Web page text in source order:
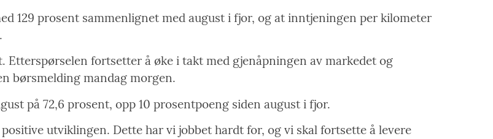
129 prosent sammenlignet med august i fjor, og at inntjeningen per kilometer
fortsetter å øke i takt med gjenåpningen av markedet og
børsmelding mandag morgen.
på 72,6 prosent, opp 10 prosentpoeng siden august i fjor.
utviklingen. Dette har vi jobbet hardt for, og vi skal fortsette å levere